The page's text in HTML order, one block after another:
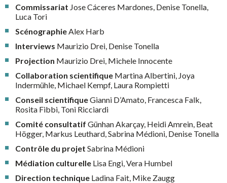
Commissariat Jose Cáceres Mardones, Denise Tonella,
Luca Tori
Scénographie Alex Harb
Interviews Maurizio Drei, Denise Tonella
Projection Maurizio Drei, Michele Innocente
Collaboration scientifique Martina Albertini, Joya
Indermühle, Michael Kempf, Laura Rompietti
Conseil scientifiqueGianni D’Amato, Francesca Falk,
Rosita Fibbi, Toni Ricciardi
Comité consultatif Günhan Akarçay, Heidi Amrein, Beat
Högger, Markus Leuthard, Sabrina Médioni, Denise Tonella
Contrôle du projet Sabrina Médioni
Médiation culturelle Lisa Engi, Vera Humbel
Direction technique Ladina Fait, Mike Zaugg